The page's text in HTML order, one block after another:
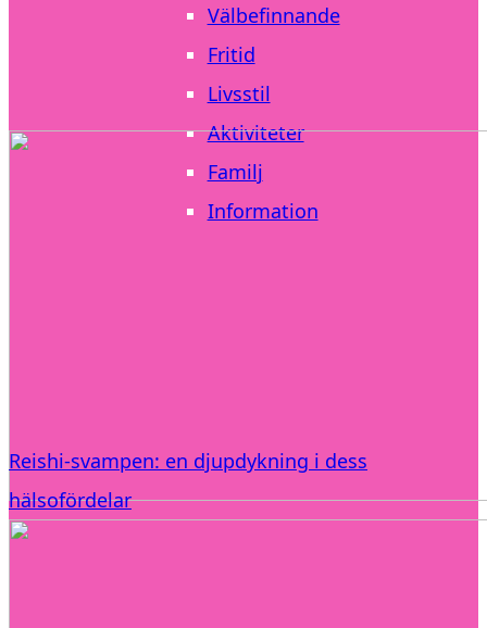
Välbefinnande
Fritid
Livsstil
Aktiviteter
Familj
Information
Reishi-svampen: en djupdykning i dess
hälsofördelar